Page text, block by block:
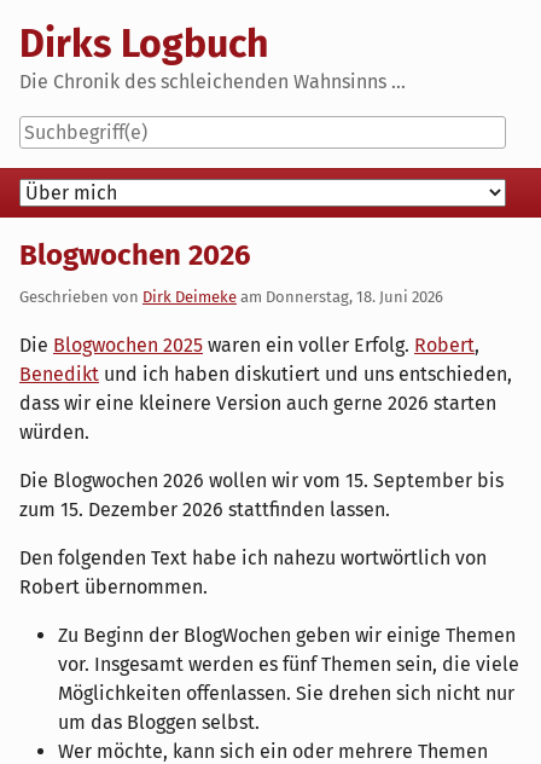
content
Dirks Logbuch
Die Chronik des schleichenden Wahnsinns ...
Navigation
Blogwochen 2026
Geschrieben von Dirk Deimeke am Donnerstag, 18. Juni 2026
Die Blogwochen 2025 waren ein voller Erfolg. Robert,
Benedikt und ich haben diskutiert und uns entschieden,
dass wir eine kleinere Version auch gerne 2026 starten
würden.
Die Blogwochen 2026 wollen wir vom 15. September bis
zum 15. Dezember 2026 stattfinden lassen.
Den folgenden Text habe ich nahezu wortwörtlich von
Robert übernommen.
Zu Beginn der BlogWochen geben wir einige Themen
vor. Insgesamt werden es fünf Themen sein, die viele
Möglichkeiten offenlassen. Sie drehen sich nicht nur
um das Bloggen selbst.
Wer möchte, kann sich ein oder mehrere Themen